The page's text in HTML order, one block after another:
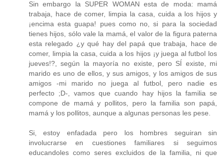
Sin embargo la SUPER WOMAN esta de moda: mamá
trabaja, hace de comer, limpia la casa, cuida a los hijos y
¡encima esta guapa! pues como no, si para la sociedad
tienes hijos, sólo vale la mamá, el valor de la figura paterna
esta relegado ¿y qué hay del papá que trabaja, hace de
comer, limpia la casa, cuida a los hijos ¡y juega al futbol los
jueves!?, según la mayoría no existe, pero SÍ existe, mi
marido es uno de ellos, y sus amigos, y los amigos de sus
amigos -mi marido no juega al futbol, pero nadie es
perfecto ;D-, vamos que cuando hay hijos la familia se
compone de mamá y pollitos, pero la familia son papá,
mamá y los pollitos, aunque a algunas personas les pese.
Si, estoy enfadada pero los hombres seguiran sin
involucrarse en cuestiones familiares si seguimos
educandoles como seres excluidos de la familia, ni que